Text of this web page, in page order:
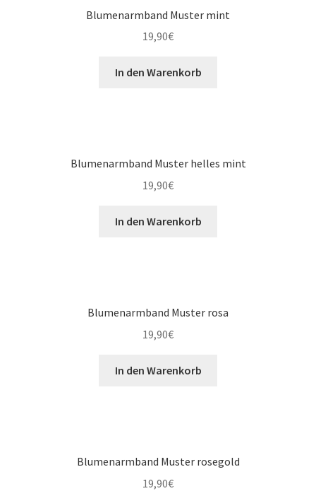
Blumenarmband Muster mint
19,90€
In den Warenkorb
Blumenarmband Muster helles mint
19,90€
In den Warenkorb
Blumenarmband Muster rosa
19,90€
In den Warenkorb
Blumenarmband Muster rosegold
19,90€